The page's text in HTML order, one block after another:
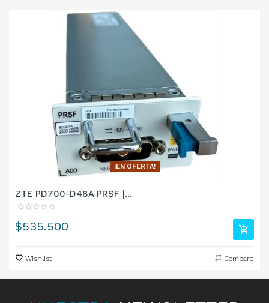
¡EN OFERTA!
ZTE PD700-D48A PRSF |...
Precio
$535.500
Wishlist Compare